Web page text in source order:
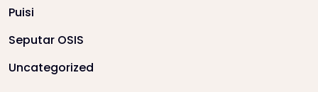
Puisi
Seputar OSIS
Uncategorized